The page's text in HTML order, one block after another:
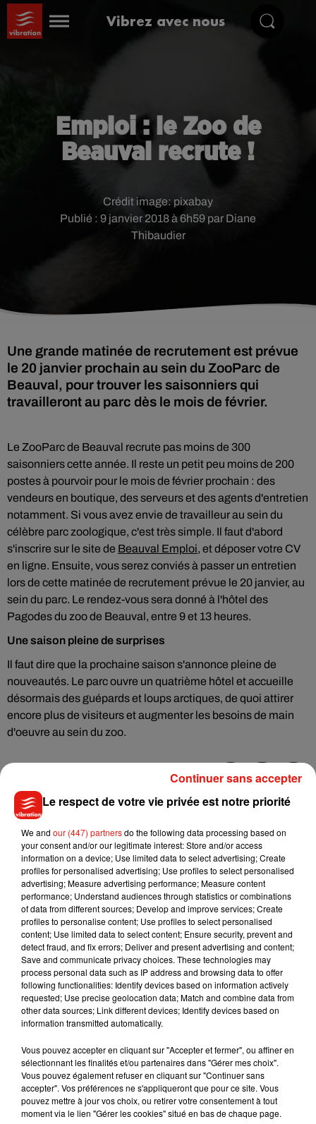
Vibrez avec nous
Emploi : le Zoo de
Beauval recrute !
Publié : 9 janvier 2018 à 6h59 par Diane
Thibaudier
Crédit image: pixabay
Une grande matinée de recrutement est prévue
le 20 janvier prochain au sein du ZooParc de
Beauval, pour trouver les saisonniers qui
travailleront au parc dès le mois de février.
Le ZooParc de Beauval recrute pas moins de 300
saisonniers cette année. Il reste un petit peu moins de 200
postes à pourvoir pour le mois de février prochain : des
vendeurs en boutique, des serveurs et des agents d'entretien
notamment. Si vous avez envie de travailleur au sein du
célèbre parc zoologique, c'est très simple. Il faut d'abord
s'inscrire sur le site de Beauval Emploi, et déposer votre CV
en ligne. Ensuite, vous serez conviés à passer un entretien
lors de cette matinée de recrutement prévue le 20 janvier, au
sein du parc. Le rendez-vous sera donné à l'hôtel des
Pagodes du zoo de Beauval, entre 9 et 13 heures.
Une saison pleine de surprises
Il faut dire que la prochaine saison s'annonce pleine de
nouveautés. Le parc ouvre un quatrième hôtel et accueille
désormais des guépards et loups arctiques, de quoi attirer
encore plus de visiteurs et augmenter les besoins de main
d'oeuvre au sein du zoo.
Musique
7 août 2026
Julien Lieb s’essaye à la vie de chatelain
dans son nouveau clip
7 août 2026
Madonna sort enfin le remix de « Love
Sensation » avec Kylie Minogue
7 août 2026
dansant de l’année
Le respect de votre vie privée est notre priorité
We and our (447) partnersdo the following data processing based on
your consent and/or our legitimate interest: Store and/or access
information on a device; Use limited data to select advertising; Create
profiles for personalised advertising; Use profiles to select personalised
advertising; Measure advertising performance; Measure content
performance; Understand audiences through statistics or combinations
of data from different sources; Develop and improve services; Create
profiles to personalise content; Use profiles to select personalised
content; Use limited data to select content; Ensure security, prevent and
detect fraud, and fix errors; Deliver and present advertising and content;
Save and communicate privacy choices. These technologies may
process personal data such as IP address and browsing data to offer
following functionalities: Identify devices based on information actively
requested; Use precise geolocation data; Match and combine data from
other data sources; Link different devices; Identify devices based on
information transmitted automatically.
Vous pouvez accepter en cliquant sur "Accepter et fermer", ou affiner en
sélectionnant les finalités et/ou partenaires dans "Gérer mes choix".
Vous pouvez également refuser en cliquant sur "Continuer sans
accepter". Vos préférences ne s'appliqueront que pour ce site. Vous
pouvez mettre à jour vos choix, ou retirer votre consentement à tout
moment via le lien "Gérer les cookies" situé en bas de chaque page.
Continuer sans accepter